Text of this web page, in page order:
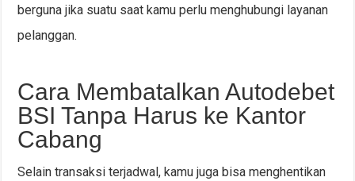
berguna jika suatu saat kamu perlu menghubungi layanan
pelanggan.
Cara Membatalkan Autodebet
BSI Tanpa Harus ke Kantor
Cabang
Selain transaksi terjadwal, kamu juga bisa menghentikan